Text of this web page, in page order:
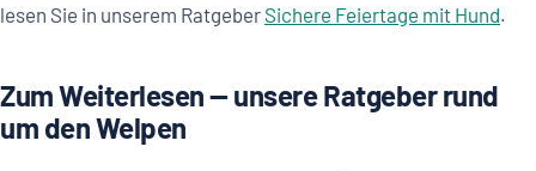
lesen Sie in unserem Ratgeber Sichere Feiertage mit Hund.
Zum Weiterlesen — unsere Ratgeber rund
um den Welpen